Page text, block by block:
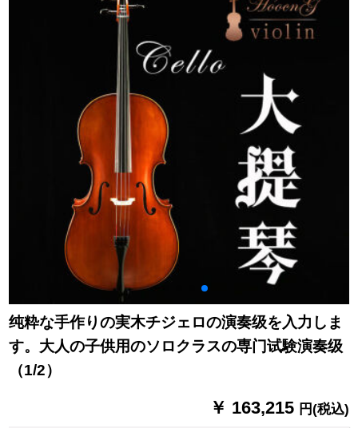
ぐるっとを注文しま
纯粋な手作りの実木チジェロの演奏级を入力しま
す。大人の子供用のソロクラスの専门试験演奏级
（1/2）
￥ 163,215 円(税込)